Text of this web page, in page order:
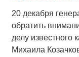
20 декабря
обратить
делу известного
Михаила